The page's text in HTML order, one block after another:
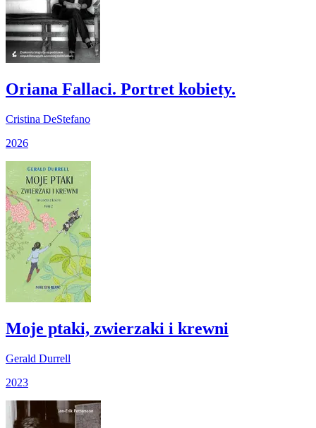
Oriana Fallaci. Portret kobiety.
Cristina DeStefano
2026
Moje ptaki, zwierzaki i krewni
Gerald Durrell
2023